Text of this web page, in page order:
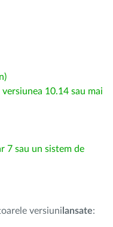
10.14 sau mai
7 sau un sistem de
versiuni lansate: